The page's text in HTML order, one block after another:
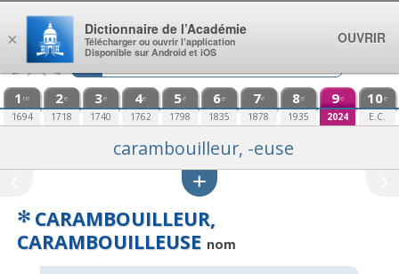
Aller au contenu
1 re
1694
2e
1718
3e
1740
4e
1762
5e
1798
6e
1835
7e
1878
8e
1935
9e
2024
10e
E.C.
carambouilleur, -euse
✻ CARAMBOUILLEUR,
CARAMBOUILLEUSE nom
×
Dictionnaire de l’Académie
Télécharger ou ouvrir l’application
Disponible sur Android et iOS
OUVRIR